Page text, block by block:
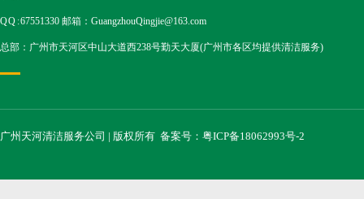
Q Q : 67551330 邮箱：GuangzhouQingjie@163.com
总部：广州市天河区中山大道西238号勤天大厦(广州市各区均提供清洁服务)
广州天河清洁服务公司 | 版权所有 备案号：粤ICP备18062993号-2